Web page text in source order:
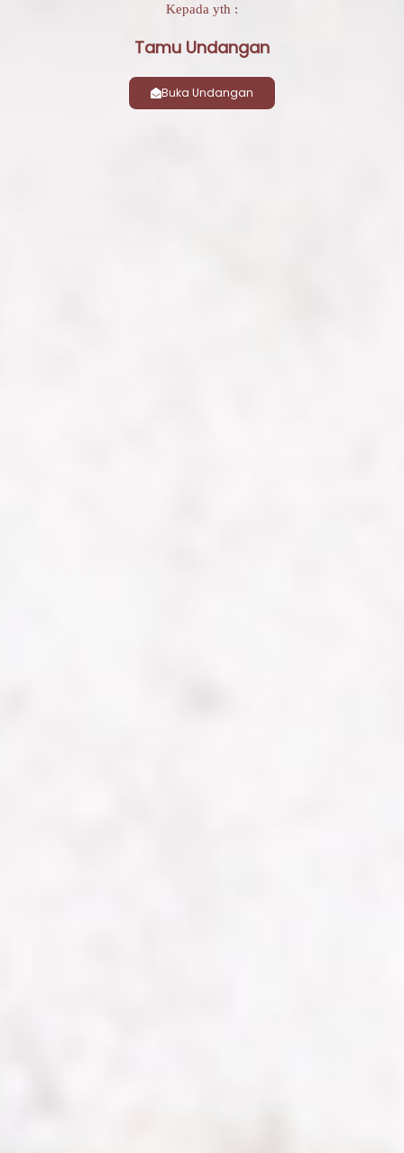
Kepada yth :
Tamu Undangan
Buka Undangan